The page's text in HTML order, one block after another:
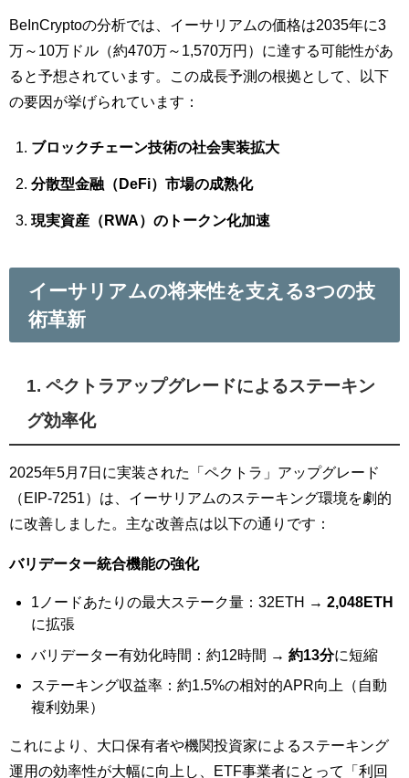
BeInCryptoの分析では、イーサリアムの価格は2035年に3
万～10万ドル（約470万～1,570万円）に達する可能性があ
ると予想されています。この成長予測の根拠として、以下
の要因が挙げられています：
ブロックチェーン技術の社会実装拡大
分散型金融（DeFi）市場の成熟化
現実資産（RWA）のトークン化加速
イーサリアムの将来性を支える3つの技
術革新
1. ペクトラアップグレードによるステーキン
グ効率化
2025年5月7日に実装された「ペクトラ」アップグレード
（EIP-7251）は、イーサリアムのステーキング環境を劇的
に改善しました。主な改善点は以下の通りです：
バリデーター統合機能の強化
1ノードあたりの最大ステーク量：32ETH → 2,048ETH
に拡張
バリデーター有効化時間：約12時間 → 約13分に短縮
ステーキング収益率：約1.5%の相対的APR向上（自動
複利効果）
これにより、大口保有者や機関投資家によるステーキング
運用の効率性が大幅に向上し、ETF事業者にとって「利回